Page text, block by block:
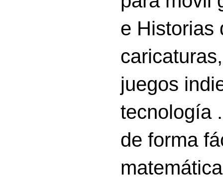
e Historias
juegos
tecnología
de forma